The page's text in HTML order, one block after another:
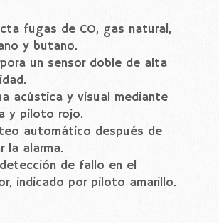
fugas de CO, gas natural,
y butano.
un sensor doble de alta
acústica y visual mediante
y piloto rojo.
automático después de
la alarma.
de fallo en el
indicado por piloto amarillo.